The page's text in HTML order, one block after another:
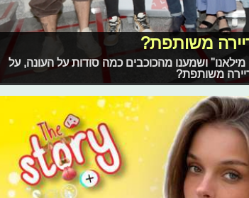
משותפת?
ושמענו מהכוכבים כמה סודות על העונה, על
משותפת?